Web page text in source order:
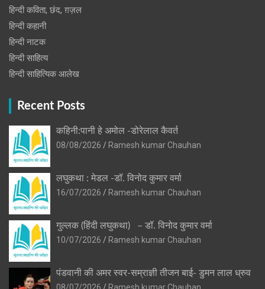
हिन्दी कविता, छंद, ग़ज़ल
हिन्दी कहानी
हिन्‍दी नाटक
हिन्दी साहित्य
हिन्दी साहित्यिक आलेख
Recent Posts
कहिनी:पानी हे अमोल -डोरेलाल कैवर्त
08/08/2026
Ramesh kumar Chauhan
लघुकथा : मेडल -डॉ. विनोद कुमार वर्मा
16/07/2026
Ramesh kumar Chauhan
गुल्लक (हिंदी लघुकथा) – डॉ. विनोद कुमार वर्मा
10/07/2026
Ramesh kumar Chauhan
पंडवानी की अमर स्वर-सम्राज्ञी तीजन बाई- डुमन लाल ध्रुव